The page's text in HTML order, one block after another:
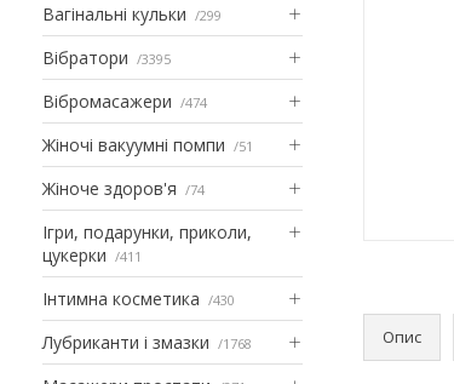
Вагінальні кульки 299
Вібратори 3395
Вібромасажери 474
Жіночі вакуумні помпи 51
Жіноче здоров'я 74
Ігри, подарунки, приколи,
цукерки
411
Інтимна косметика 430
Лубриканти і змазки 1768 Опис